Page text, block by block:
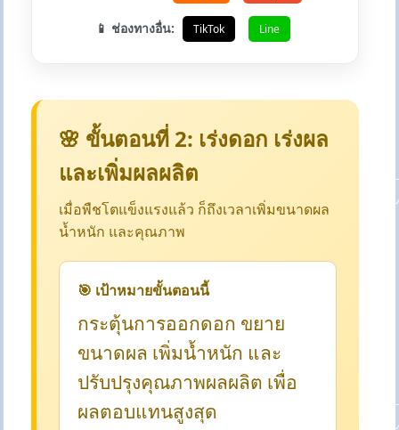
📱 ช่องทางอื่น: TikTok Line
🌸 ขั้นตอนที่ 2: เร่งดอก เร่งผล
และเพิ่มผลผลิต
เมื่อพืชโตแข็งแรงแล้ว ก็ถึงเวลาเพิ่มขนาดผล
น้ำหนัก และคุณภาพ
🎯 เป้าหมายขั้นตอนนี้
กระตุ้นการออกดอก ขยาย
ขนาดผล เพิ่มน้ำหนัก และ
ปรับปรุงคุณภาพผลผลิต เพื่อ
ผลตอบแทนสูงสุด